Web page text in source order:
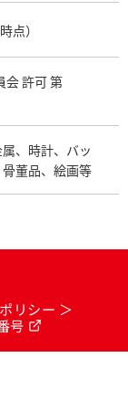
点）
会 許可 第
、時計、バッ
董品、絵画等
リシー
号